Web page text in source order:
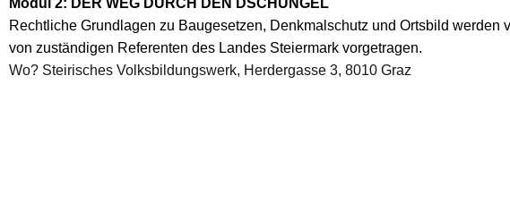
Modul 2: DER WEG DURCH DEN DSCHUNGEL
Rechtliche Grundlagen zu Baugesetzen, Denkmalschutz und Ortsbild
von zuständigen Referenten des Landes Steiermark vorgetragen.
Wo? Steirisches Volksbildungswerk, Herdergasse 3, 8010 Graz